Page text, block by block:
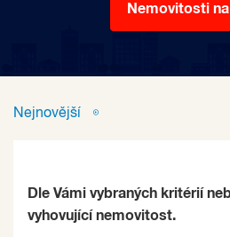
Nemovitosti
Nejnovější
Dle Vámi vybraných kritérií
vyhovující nemovitost.